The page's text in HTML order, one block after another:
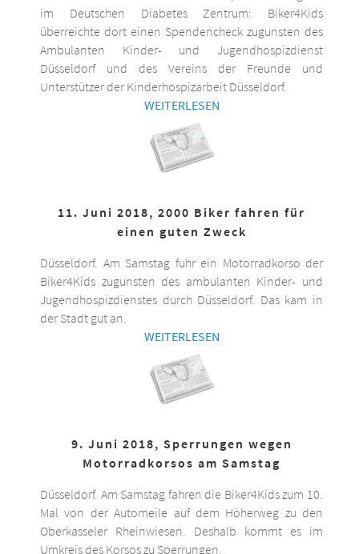
im Deutschen Diabetes Zentrum: Biker4Kids
überreichte dort einen Spendencheck zugunsten des
Ambulanten Kinder- und Jugendhospizdienst
Düsseldorf und des Vereins der Freunde und
Unterstützer der Kinderhospizarbeit Düsseldorf.
WEITERLESEN
11. Juni 2018, 2000 Biker fahren für
einen guten Zweck
Düsseldorf. Am Samstag fuhr ein Motorradkorso der
Biker4Kids zugunsten des ambulanten Kinder- und
Jugendhospizdienstes durch Düsseldorf. Das kam in
der Stadt gut an.
WEITERLESEN
9. Juni 2018, Sperrungen wegen
Motorradkorsos am Samstag
Düsseldorf. Am Samstag fahren die Biker4Kids zum 10.
Mal von der Automeile auf dem Höherweg zu den
Oberkasseler Rheinwiesen. Deshalb kommt es im
Umkreis des Korsos zu Sperrungen.